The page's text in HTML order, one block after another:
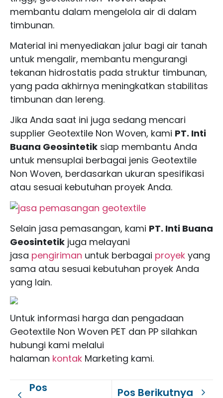
membantu dalam mengelola air di dalam
timbunan.
Material ini menyediakan jalur bagi air tanah
untuk mengalir, membantu mengurangi
tekanan hidrostatis pada struktur timbunan,
yang pada akhirnya meningkatkan stabilitas
timbunan dan lereng.
Jika Anda saat ini juga sedang mencari
supplier Geotextile Non Woven, kami PT. Inti
Buana Geosintetik siap membantu Anda
untuk mensuplai berbagai jenis Geotextile
Non Woven, berdasarkan ukuran spesifikasi
atau sesuai kebutuhan proyek Anda.
Selain jasa pemasangan, kami PT. Inti Buana
Geosintetik juga melayani
jasa pengiriman untuk berbagai proyek yang
sama atau sesuai kebutuhan proyek Anda
yang lain.
Untuk informasi harga dan pengadaan
Geotextile Non Woven PET dan PP silahkan
hubungi kami melalui
halaman kontak Marketing kami.
Pos
Pos Berikutnya